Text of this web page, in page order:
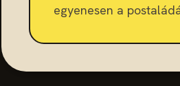
egyenesen a